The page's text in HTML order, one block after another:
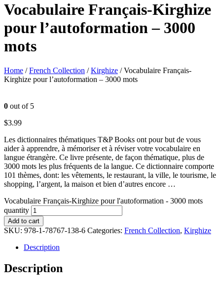
Vocabulaire Français-Kirghize
pour l’autoformation – 3000
mots
Home /French Collection /Kirghize / Vocabulaire Français-
Kirghize pour l’autoformation – 3000 mots
0 out of 5
$3.99
Les dictionnaires thématiques T&P Books ont pour but de vous
aider à apprendre, à mémoriser et à réviser votre vocabulaire en
langue étrangère. Ce livre présente, de façon thématique, plus de
3000 mots les plus fréquents de la langue. Ce dictionnaire comporte
101 thèmes, dont: les vêtements, le restaurant, la ville, le tourisme, le
shopping, l’argent, la maison et bien d’autres encore …
Vocabulaire Français-Kirghize pour l'autoformation - 3000 mots
quantity
Add to cart
SKU: 978-1-78767-138-6 Categories: French Collection, Kirghize
Description
Description